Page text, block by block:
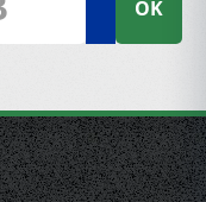
OK